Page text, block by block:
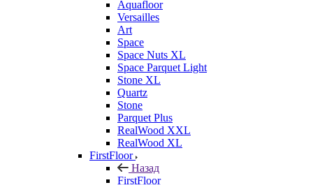
Aquafloor
Versailles
Art
Space
Space Nuts XL
Space Parquet Light
Stone XL
Quartz
Stone
Parquet Plus
RealWood XXL
RealWood XL
FirstFloor
Назад
FirstFloor